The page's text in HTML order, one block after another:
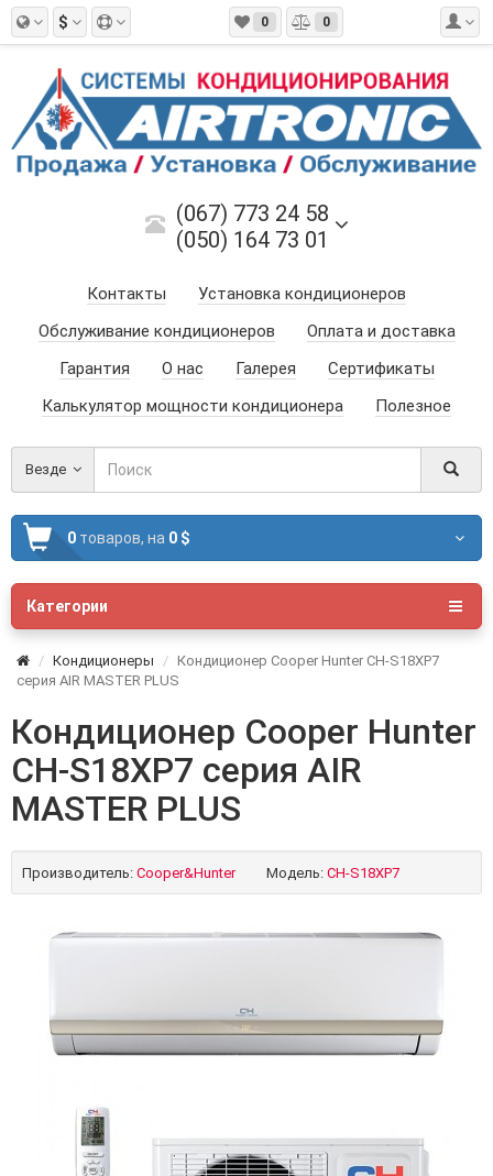
$ 0 0
(067) 773 24 58
(050) 164 73 01
Контакты
Установка кондиционеров
Обслуживание кондиционеров
Оплата и доставка
Гарантия
О нас Галерея
Сертификаты
Калькулятор мощности кондиционера
Полезное
Везде
0 товаров, на 0 $
Категории
Кондиционеры
Кондиционер Cooper Hunter CH-S18XP7
серия AIR MASTER PLUS
Кондиционер Cooper Hunter
CH-S18XP7 серия AIR
MASTER PLUS
Производитель: Cooper&Hunter Модель: CH-S18XP7